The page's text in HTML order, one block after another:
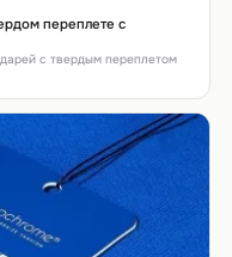
переплете с
с твердым переплетом